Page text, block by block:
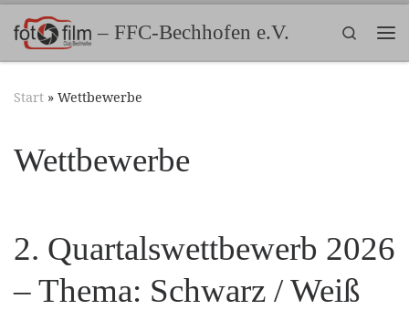
Zum Inhalt springen– FFC-Bechhofen e.V.
Search
Start » Wettbewerbe
Wettbewerbe
2. Quartalswettbewerb 2026
– Thema: Schwarz / Weiß